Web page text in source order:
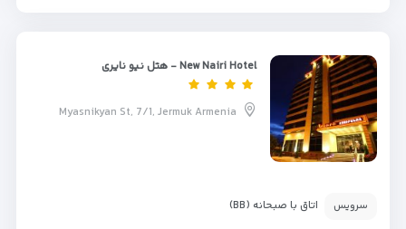
New Nairi Hotel - هتل نیو نایری
Myasnikyan St, 7/1, Jermuk Armenia
سرویس اتاق با صبحانه (BB)